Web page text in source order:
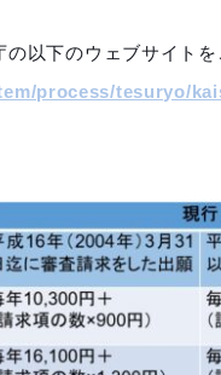
以下のウェブサイトを
process/tesuryo/